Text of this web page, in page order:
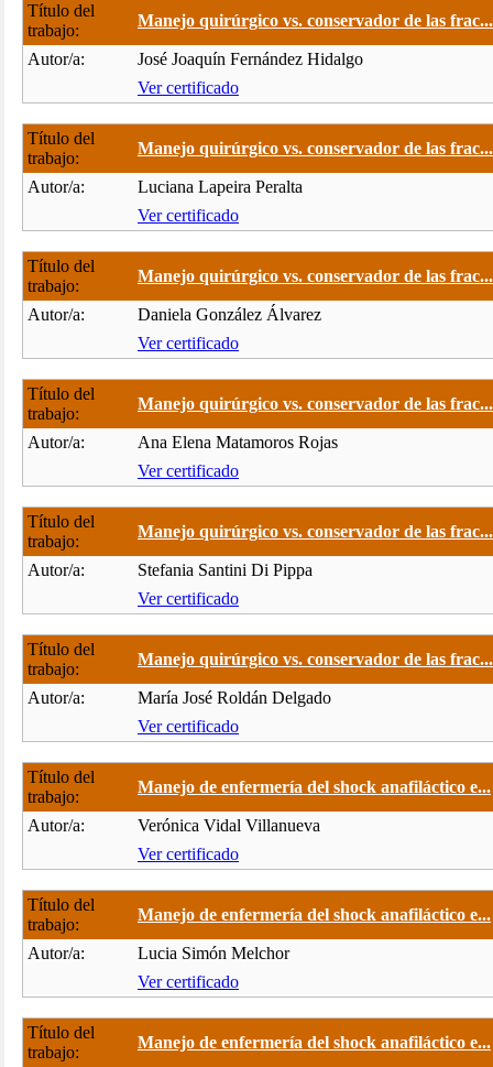
Título del
trabajo:
Manejo quirúrgico vs. conservador de las frac...
Autor/a:
José Joaquín Fernández Hidalgo
Ver certificado
Título del
trabajo:
Manejo quirúrgico vs. conservador de las frac...
Autor/a:
Luciana Lapeira Peralta
Ver certificado
Título del
trabajo:
Manejo quirúrgico vs. conservador de las frac...
Autor/a:
Daniela González Álvarez
Ver certificado
Título del
trabajo:
Manejo quirúrgico vs. conservador de las frac...
Autor/a:
Ana Elena Matamoros Rojas
Ver certificado
Título del
trabajo:
Manejo quirúrgico vs. conservador de las frac...
Autor/a:
Stefania Santini Di Pippa
Ver certificado
Título del
trabajo:
Manejo quirúrgico vs. conservador de las frac...
Autor/a:
María José Roldán Delgado
Ver certificado
Título del
trabajo:
Manejo de enfermería del shock anafiláctico e...
Autor/a:
Verónica Vidal Villanueva
Ver certificado
Título del
trabajo:
Manejo de enfermería del shock anafiláctico e...
Autor/a:
Lucia Simón Melchor
Ver certificado
Título del
trabajo:
Manejo de enfermería del shock anafiláctico e...